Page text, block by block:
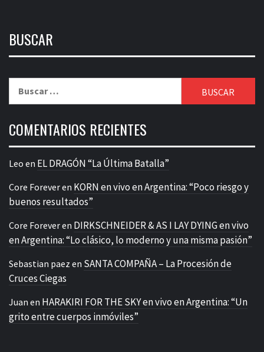
BUSCAR
COMENTARIOS RECIENTES
Leo en EL DRAGÓN “La Última Batalla”
Core Foreveren KORN en vivo en Argentina: “Poco riesgo y
buenos resultados”
Core Foreveren DIRKSCHNEIDER & AS I LAY DYING en vivo
en Argentina: “Lo clásico, lo moderno y una misma pasión”
Sebastian paez en SANTA COMPAÑA – La Procesión de
Cruces Ciegas
Juan en HARAKIRI FOR THE SKY en vivo en Argentina: “Un
grito entre cuerpos inmóviles”